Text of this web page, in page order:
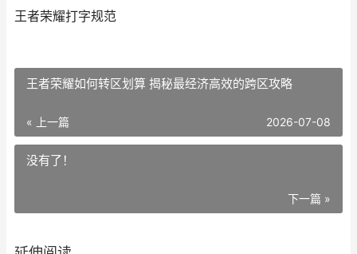
王者荣耀打字规范
王者荣耀如何转区划算 揭秘最经济高效的跨区攻略
« 上一篇 2026-07-08
没有了！
下一篇 »